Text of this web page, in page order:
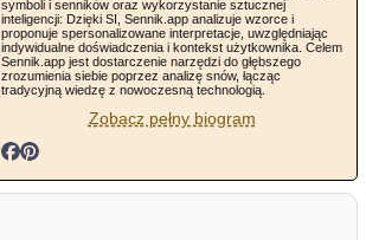
symboli i senników oraz wykorzystanie sztucznej
inteligencji: Dzięki SI, Sennik.app analizuje wzorce i
proponuje spersonalizowane interpretacje, uwzględniając
indywidualne doświadczenia i kontekst użytkownika. Celem
Sennik.app jest dostarczenie narzędzi do głębszego
zrozumienia siebie poprzez analizę snów, łącząc
tradycyjną wiedzę z nowoczesną technologią.
Zobacz pełny biogram